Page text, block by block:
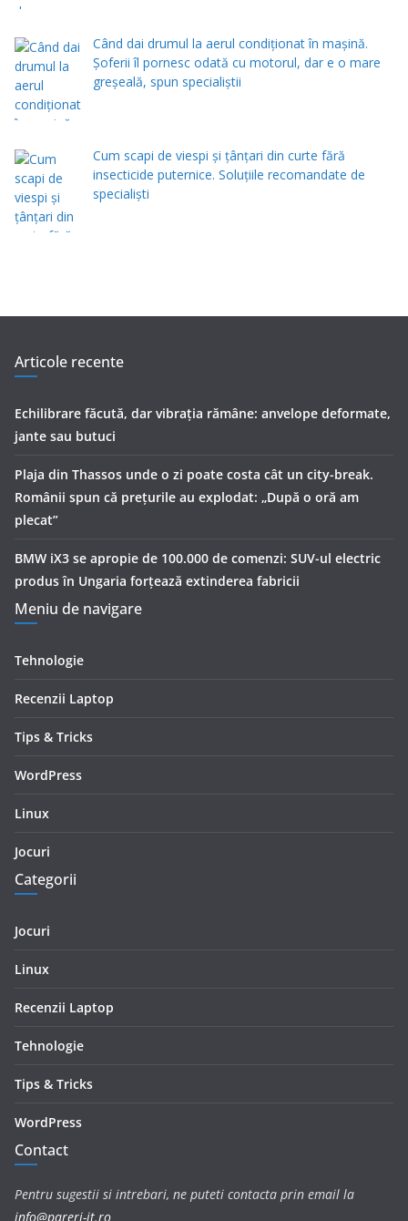
Când dai drumul la aerul condiţionat în maşină.
Şoferii îl pornesc odată cu motorul, dar e o mare
greşeală, spun specialiştii
Cum scapi de viespi și țânțari din curte fără
insecticide puternice. Soluțiile recomandate de
specialiști
Articole recente
Echilibrare făcută, dar vibrația rămâne: anvelope deformate,
jante sau butuci
Plaja din Thassos unde o zi poate costa cât un city-break.
Românii spun că prețurile au explodat: „După o oră am
plecat”
BMW iX3 se apropie de 100.000 de comenzi: SUV-ul electric
produs în Ungaria forțează extinderea fabricii
Meniu de navigare
Tehnologie
Recenzii Laptop
Tips & Tricks
WordPress
Linux
Jocuri
Categorii
Jocuri
Linux
Recenzii Laptop
Tehnologie
Tips & Tricks
WordPress
Contact
Pentru sugestii si intrebari, ne puteti contacta prin email la
info@pareri-it.ro